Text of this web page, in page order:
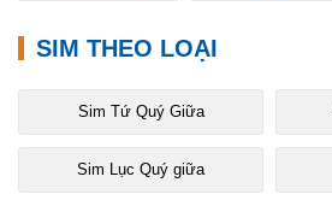
SIM THEO LOẠI
Sim Tứ Quý Giữa
Sim Lục Quý giữa